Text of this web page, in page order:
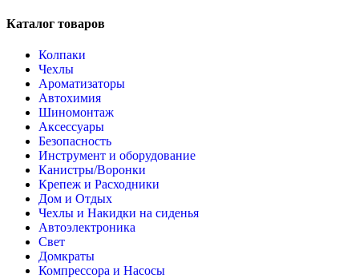
Каталог товаров
Колпаки
Чехлы
Ароматизаторы
Автохимия
Шиномонтаж
Аксессуары
Безопасность
Инструмент и оборудование
Канистры/Воронки
Крепеж и Расходники
Дом и Отдых
Чехлы и Накидки на сиденья
Автоэлектроника
Свет
Домкраты
Компрессора и Насосы